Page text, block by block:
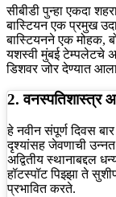
सीबीडी पुन्हा एकदा
बास्टियन एक प्रमुख
बास्टियनने एक मोहक,
यशस्वी मुंबई टेम्पलेटचे
डिशवर जोर देण्यात
2. वनस्पतिशास्त्र
हे नवीन संपूर्ण दिवस
दृश्यांसह जेवणाची उन्नत
अद्वितीय स्थानाबद्दल
हॉटस्पॉट पिझ्झा ते
प्रभावित करते.